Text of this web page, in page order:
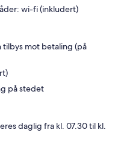
wi-fi (inkludert)
tilbys mot betaling (på
på stedet
daglig fra kl. 07.30 til kl.